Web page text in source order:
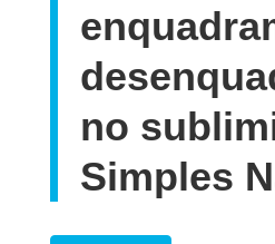
no
Simples